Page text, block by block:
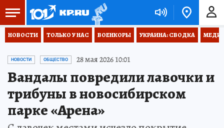
НОВОСТИ ТОЛЬКО У НАС ВОЕНКОРЫ УКРАИНА: СВОДКА
НОВОСТИ ОБЩЕСТВО 28 мая 2026 10:01
Вандалы повредили лавочки и
трибуны в новосибирском
парке «Арена»